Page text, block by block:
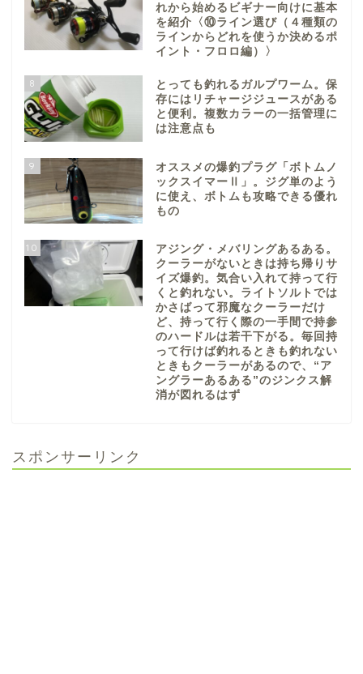
れから始めるビギナー向けに基本
を紹介〈⑩ライン選び（４種類の
ラインからどれを使うか決めるポ
イント・フロロ編）〉
8
とっても釣れるガルプワーム。保
存にはリチャージジュースがある
と便利。複数カラーの一括管理に
は注意点も
9
オススメの爆釣プラグ「ボトムノ
ックスイマーⅡ」。ジグ単のよう
に使え、ボトムも攻略できる優れ
もの
10
アジング・メバリングあるある。
クーラーがないときは持ち帰りサ
イズ爆釣。気合い入れて持って行
くと釣れない。ライトソルトでは
かさばって邪魔なクーラーだけ
ど、持って行く際の一手間で持参
のハードルは若干下がる。毎回持
って行けば釣れるときも釣れない
ときもクーラーがあるので、“ア
ングラーあるある”のジンクス解
消が図れるはず
スポンサーリンク